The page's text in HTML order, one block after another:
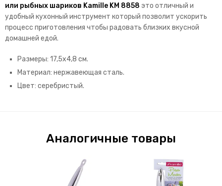
или рыбных шариков Kamille KM 8858 это отличный и
удобный кухонный инструмент который позволит ускорить
процесс приготовления чтобы радовать близких вкусной
домашней едой.
Размеры: 17,5х4,8 см.
Материал: нержавеющая сталь.
Цвет: серебристый.
Аналогичные товары